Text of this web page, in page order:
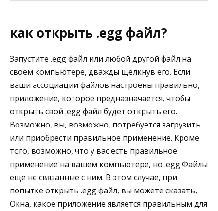
как открыть .egg файл?
Запустите .egg файл или любой другой файл на
своем компьютере, дважды щелкнув его. Если
ваши ассоциации файлов настроены правильно,
приложение, которое предназначается, чтобы
открыть свой .egg файл будет открыть его.
Возможно, вы, возможно, потребуется загрузить
или приобрести правильное применение. Кроме
того, возможно, что у вас есть правильное
применение на вашем компьютере, но .egg Файлы
еще не связанные с ним. В этом случае, при
попытке открыть .egg файл, вы можете сказать,
Окна, какое приложение является правильным для